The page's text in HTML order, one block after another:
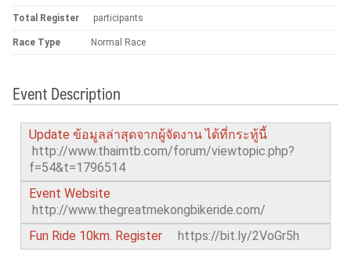
Total Register participants
Race Type Normal Race
Event Description
Update ข้อมูลล่าสุดจากผู้จัดงาน ได้ที่กระทู้นี้
http://www.thaimtb.com/forum/viewtopic.php?
f=54&t=1796514
Event Website
http://www.thegreatmekongbikeride.com/
Fun Ride 10km. Register
https://bit.ly/2VoGr5h